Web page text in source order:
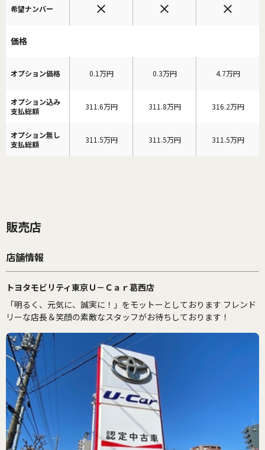
希望ナンバー
価格
オプション価格 0.1万円 0.3万円 4.7万円
オプション込み
支払総額
311.6万円 311.8万円 316.2万円
オプション無し
支払総額
311.5万円 311.5万円 311.5万円
販売店
店舗情報
トヨタモビリティ東京Ｕ－Ｃａｒ葛西店
「明るく、元気に、誠実に！」をモットーとしております フレンド
リーな店長＆笑顔の素敵なスタッフがお待ちしております！